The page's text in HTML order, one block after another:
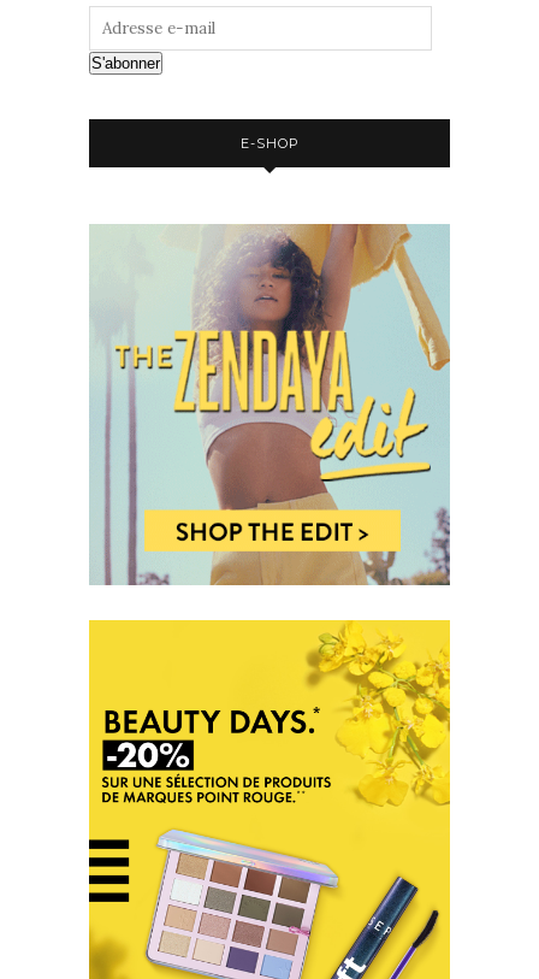
S'abonner
E-SHOP